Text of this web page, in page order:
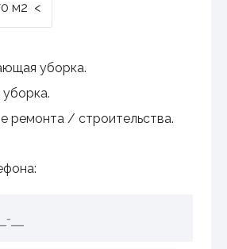
м2 <
уборка.
уборка.
ремонта / строительства.